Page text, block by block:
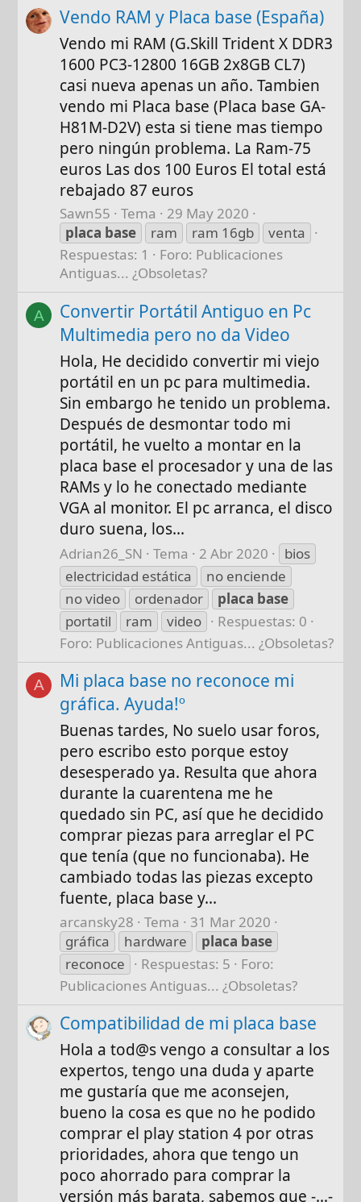
Vendo RAM y Placa base (España)
Vendo mi RAM (G.Skill Trident X DDR3
1600 PC3-12800 16GB 2x8GB CL7)
casi nueva apenas un año. Tambien
vendo mi Placa base (Placa base GA-
H81M-D2V) esta si tiene mas tiempo
pero ningún problema. La Ram-75
euros Las dos 100 Euros El total está
rebajado 87 euros
Sawn55 Tema
29 May 2020
placa base ram ram 16gb
venta
Respuestas: 1
Foro: Publicaciones
Antiguas... ¿Obsoletas?
A
Convertir Portátil Antiguo en Pc
Multimedia pero no da Video
Hola, He decidido convertir mi viejo
portátil en un pc para multimedia.
Sin embargo he tenido un problema.
Después de desmontar todo mi
portátil, he vuelto a montar en la
placa base el procesador y una de las
RAMs y lo he conectado mediante
VGA al monitor. El pc arranca, el disco
duro suena, los...
Adrian26_SN Tema 2 Abr 2020
bios
electricidad estática
no enciende
no video
ordenador placa base
portatil
ram video
Respuestas: 0
Foro: Publicaciones Antiguas... ¿Obsoletas?
A
Mi placa base no reconoce mi
gráfica. Ayuda!º
Buenas tardes, No suelo usar foros,
pero escribo esto porque estoy
desesperado ya. Resulta que ahora
durante la cuarentena me he
quedado sin PC, así que he decidido
comprar piezas para arreglar el PC
que tenía (que no funcionaba). He
cambiado todas las piezas excepto
fuente, placa base y...
arcansky28 Tema
31 Mar 2020
gráfica
hardware placa base
reconoce
Respuestas: 5
Foro:
Publicaciones Antiguas... ¿Obsoletas?
Compatibilidad de mi placa base
Hola a tod@s vengo a consultar a los
expertos, tengo una duda y aparte
me gustaría que me aconsejen,
bueno la cosa es que no he podido
comprar el play station 4 por otras
prioridades, ahora que tengo un
poco ahorrado para comprar la
versión más barata, sabemos que -…-